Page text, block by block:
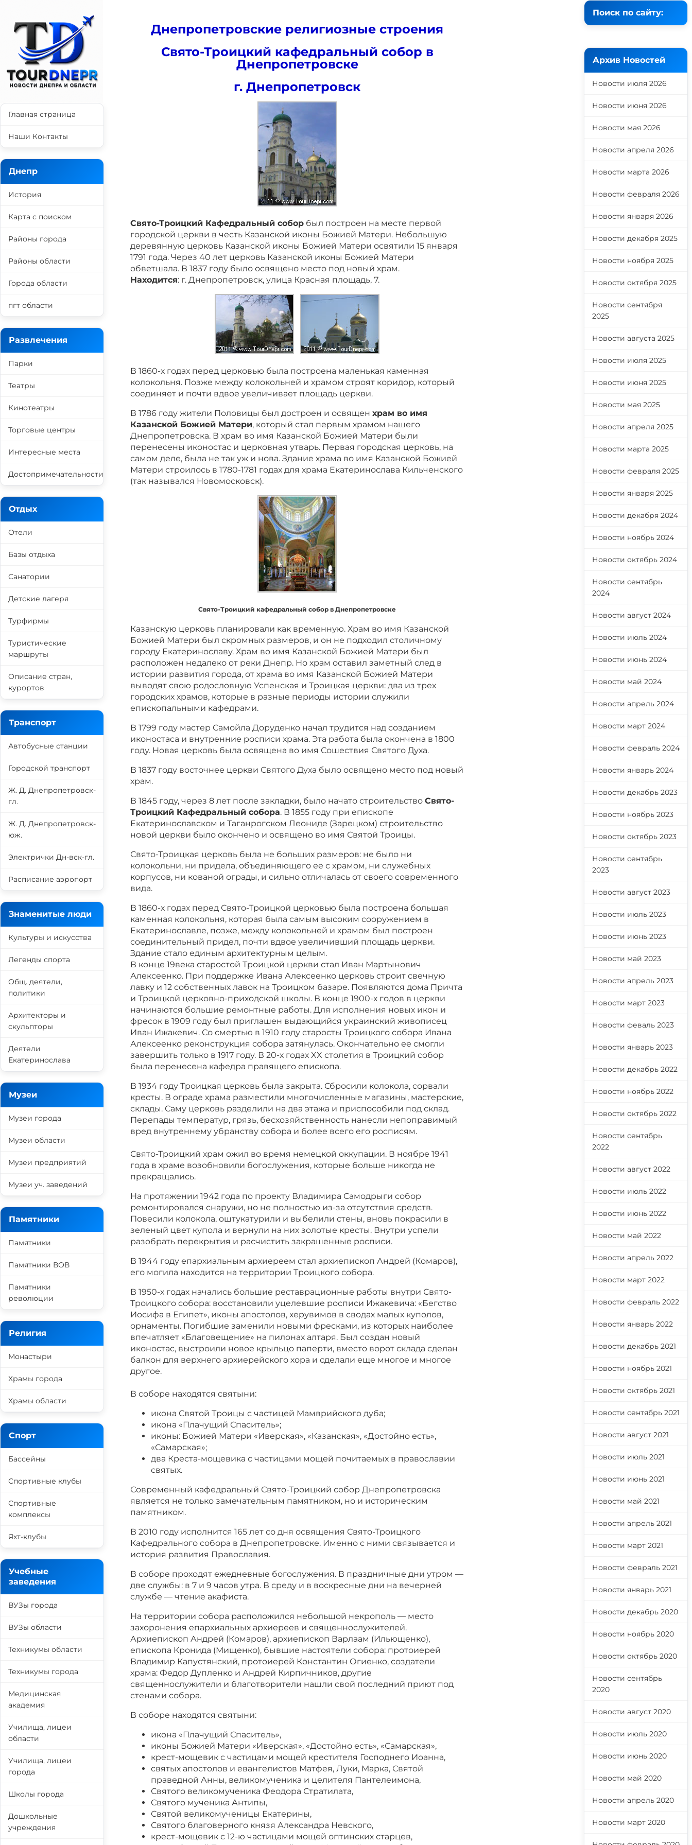
Днепропетровские религиозные строения
Свято-Троицкий кафедральный собор в
Днепропетровске
г. Днепропетровск
Свято-Троицкий Кафедральный собор был построен на месте первой
городской церкви в честь Казанской иконы Божией Матери. Небольшую
деревянную церковь Казанской иконы Божией Матери освятили 15 января
1791 года. Через 40 лет церковь Казанской иконы Божией Матери
обветшала. В 1837 году было освящено место под новый храм.
Находится: г. Днепропетровск, улица Красная площадь, 7.
В 1860-х годах перед церковью была построена маленькая каменная
колокольня. Позже между колокольней и храмом строят коридор, который
соединяет и почти вдвое увеличивает площадь церкви.
В 1786 году жители Половицы был достроен и освящен храм во имя
Казанской Божией Матери, который стал первым храмом нашего
Днепропетровска. В храм во имя Казанской Божией Матери были
перенесены иконостас и церковная утварь. Первая городская церковь, на
самом деле, была не так уж и нова. Здание храма во имя Казанской Божией
Матери строилось в 1780-1781 годах для храма Екатеринослава Кильченского
(так назывался Новомосковск).
Свято-Троицкий кафедральный собор в Днепропетровске
Казанскую церковь планировали как временную. Храм во имя Казанской
Божией Матери был скромных размеров, и он не подходил столичному
городу Екатеринославу. Храм во имя Казанской Божией Матери был
расположен недалеко от реки Днепр. Но храм оставил заметный след в
истории развития города, от храма во имя Казанской Божией Матери
выводят свою родословную Успенская и Троицкая церкви: два из трех
городских храмов, которые в разные периоды истории служили
епископальными кафедрами.
В 1799 году мастер Самойла Доруденко начал трудится над созданием
иконостаса и внутренние росписи храма. Эта работа была окончена в 1800
году. Новая церковь была освящена во имя Сошествия Святого Духа.
В 1837 году восточнее церкви Святого Духа было освящено место под новый
храм.
В 1845 году, через 8 лет после закладки, было начато строительство Свято-
Троицкий Кафедральный собора. В 1855 году при епископе
Екатеринославском и Таганрогском Леониде (Зарецком) строительство
новой церкви было окончено и освящено во имя Святой Троицы.
Свято-Троицкая церковь была не больших размеров: не было ни
колокольни, ни придела, объединяющего ее с храмом, ни служебных
корпусов, ни кованой ограды, и сильно отличалась от своего современного
вида.
В 1860-х годах перед Свято-Троицкой церковью была построена большая
каменная колокольня, которая была самым высоким сооружением в
Екатеринославле, позже, между колокольней и храмом был построен
соединительный придел, почти вдвое увеличивший площадь церкви.
Здание стало единым архитектурным целым.
В конце 19века старостой Троицкой церкви стал Иван Мартынович
Алексеенко. При поддержке Ивана Алексеенко церковь строит свечную
лавку и 12 собственных лавок на Троицком базаре. Появляются дома Причта
и Троицкой церковно-приходской школы. В конце 1900-х годов в церкви
начинаются большие ремонтные работы. Для исполнения новых икон и
фресок в 1909 году был приглашен выдающийся украинский живописец
Иван Ижакевич. Со смертью в 1910 году старосты Троицкого собора Ивана
Алексеенко реконструкция собора затянулась. Окончательно ее смогли
завершить только в 1917 году. В 20-х годах XX столетия в Троицкий собор
была перенесена кафедра правящего епископа.
В 1934 году Троицкая церковь была закрыта. Сбросили колокола, сорвали
кресты. В ограде храма разместили многочисленные магазины, мастерские,
склады. Саму церковь разделили на два этажа и приспособили под склад.
Перепады температур, грязь, бесхозяйственность нанесли непоправимый
вред внутреннему убранству собора и более всего его росписям.
Свято-Троицкий храм ожил во время немецкой оккупации. В ноябре 1941
года в храме возобновили богослужения, которые больше никогда не
прекращались.
На протяжении 1942 года по проекту Владимира Самодрыги собор
ремонтировался снаружи, но не полностью из-за отсутствия средств.
Повесили колокола, оштукатурили и выбелили стены, вновь покрасили в
зеленый цвет купола и вернули на них золотые кресты. Внутри успели
разобрать перекрытия и расчистить закрашенные росписи.
В 1944 году епархиальным архиереем стал архиепископ Андрей (Комаров),
его могила находится на территории Троицкого собора.
В 1950-х годах начались большие реставрационные работы внутри Свято-
Троицкого собора: восстановили уцелевшие росписи Ижакевича: «Бегство
Иосифа в Египет», иконы апостолов, херувимов в сводах малых куполов,
орнаменты. Погибшие заменили новыми фресками, из которых наиболее
впечатляет «Благовещение» на пилонах алтаря. Был создан новый
иконостас, выстроили новое крыльцо паперти, вместо ворот склада сделан
балкон для верхнего архиерейского хора и сделали еще многое и многое
другое.
В соборе находятся святыни:
икона Святой Троицы с частицей Мамврийского дуба;
икона «Плачущий Спаситель»;
иконы: Божией Матери «Иверская», «Казанская», «Достойно есть»,
«Самарская»;
два Креста-мощевика с частицами мощей почитаемых в православии
святых.
Современный кафедральный Свято-Троицкий собор Днепропетровска
является не только замечательным памятником, но и историческим
памятником.
В 2010 году исполнится 165 лет со дня освящения Свято-Троицкого
Кафедрального собора в Днепропетровске. Именно с ними связывается и
история развития Православия.
В соборе проходят ежедневные богослужения. В праздничные дни утром —
две службы: в 7 и 9 часов утра. В среду и в воскресные дни на вечерней
службе — чтение акафиста.
На территории собора расположился небольшой некрополь — место
захоронения епархиальных архиереев и священнослужителей.
Архиепископ Андрей (Комаров), архиепископ Варлаам (Ильющенко),
епископа Кронида (Мищенко), бывшие настоятели собора: протоиерей
Владимир Капустянский, протоиерей Константин Огиенко, создатели
храма: Федор Дупленко и Андрей Кирпичников, другие
священнослужители и благотворители нашли свой последний приют под
стенами собора.
В соборе находятся святыни:
икона «Плачущий Спаситель»,
иконы Божией Матери «Иверская», «Достойно есть», «Самарская»,
крест-мощевик с частицами мощей крестителя Господнего Иоанна,
святых апостолов и евангелистов Матфея, Луки, Марка, Святой
праведной Анны, великомученика и целителя Пантелеимона,
Святого великомученика Феодора Стратилата,
Святого мученика Антипы,
Святой великомученицы Екатерины,
Святого благоверного князя Александра Невского,
крест-мощевик с 12-ю частицами мощей оптинских старцев,
Главная страница
Наши Контакты
Днепр
История
Карта с поиском
Районы города
Районы области
Города области
пгт области
Развлечения
Парки
Театры
Кинотеатры
Торговые центры
Интересные места
Достопримечательности
Отдых
Отели
Базы отдыха
Санатории
Детские лагеря
Турфирмы
Туристические
маршруты
Описание стран,
курортов
Транспорт
Автобусные станции
Городской транспорт
Ж. Д. Днепропетровск-
гл.
Ж. Д. Днепропетровск-
юж.
Электрички Дн-вск-гл.
Расписание аэропорт
Знаменитые люди
Культуры и искусства
Легенды спорта
Общ. деятели,
политики
Архитекторы и
скульпторы
Деятели
Екатеринослава
Музеи
Музеи города
Музеи области
Музеи предприятий
Музеи уч. заведений
Памятники
Памятники
Памятники ВОВ
Памятники
революции
Религия
Монастыри
Храмы города
Храмы области
Спорт
Бассейны
Спортивные клубы
Спортивные
комплексы
Яхт-клубы
Учебные
заведения
ВУЗы города
ВУЗы области
Техникумы области
Техникумы города
Медицинская
академия
Училища, лицеи
области
Училища, лицеи
города
Школы города
Дошкольные
учреждения
Поиск по сайту:
Архив Новостей
Новости июля 2026
Новости июня 2026
Новости мая 2026
Новости апреля 2026
Новости марта 2026
Новости февраля 2026
Новости января 2026
Новости декабря 2025
Новости ноября 2025
Новости октября 2025
Новости сентября
2025
Новости августа 2025
Новости июля 2025
Новости июня 2025
Новости мая 2025
Новости апреля 2025
Новости марта 2025
Новости февраля 2025
Новости января 2025
Новости декабря 2024
Новости ноябрь 2024
Новости октябрь 2024
Новости сентябрь
2024
Новости август 2024
Новости июль 2024
Новости июнь 2024
Новости май 2024
Новости апрель 2024
Новости март 2024
Новости февраль 2024
Новости январь 2024
Новости декабрь 2023
Новости ноябрь 2023
Новости октябрь 2023
Новости сентябрь
2023
Новости август 2023
Новости июль 2023
Новости июнь 2023
Новости май 2023
Новости апрель 2023
Новости март 2023
Новости феваль 2023
Новости январь 2023
Новости декабрь 2022
Новости ноябрь 2022
Новости октябрь 2022
Новости сентябрь
2022
Новости август 2022
Новости июль 2022
Новости июнь 2022
Новости май 2022
Новости апрель 2022
Новости март 2022
Новости февраль 2022
Новости январь 2022
Новости декабрь 2021
Новости ноябрь 2021
Новости октябрь 2021
Новости сентябрь 2021
Новости август 2021
Новости июль 2021
Новости июнь 2021
Новости май 2021
Новости апрель 2021
Новости март 2021
Новости февраль 2021
Новости январь 2021
Новости декабрь 2020
Новости ноябрь 2020
Новости октябрь 2020
Новости сентябрь
2020
Новости август 2020
Новости июль 2020
Новости июнь 2020
Новости май 2020
Новости апрель 2020
Новости март 2020